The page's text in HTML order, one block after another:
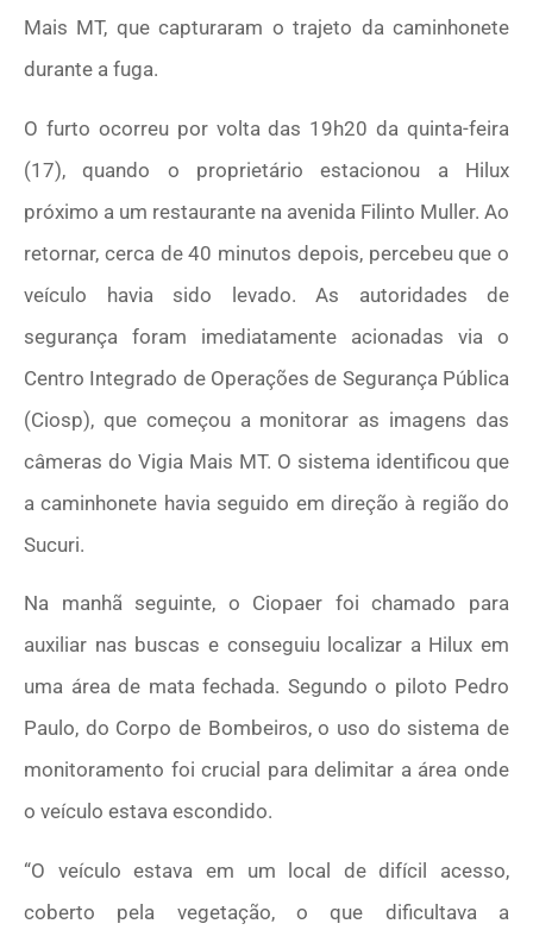
Mais MT, que capturaram o trajeto da caminhonete
durante a fuga.
O furto ocorreu por volta das 19h20 da quinta-feira
(17), quando o proprietário estacionou a Hilux
próximo a um restaurante na avenida Filinto Muller. Ao
retornar, cerca de 40 minutos depois, percebeu que o
veículo havia sido levado. As autoridades de
segurança foram imediatamente acionadas via o
Centro Integrado de Operações de Segurança Pública
(Ciosp), que começou a monitorar as imagens das
câmeras do Vigia Mais MT. O sistema identificou que
a caminhonete havia seguido em direção à região do
Sucuri.
Na manhã seguinte, o Ciopaer foi chamado para
auxiliar nas buscas e conseguiu localizar a Hilux em
uma área de mata fechada. Segundo o piloto Pedro
Paulo, do Corpo de Bombeiros, o uso do sistema de
monitoramento foi crucial para delimitar a área onde
o veículo estava escondido.
“O veículo estava em um local de difícil acesso,
coberto pela vegetação, o que dificultava a